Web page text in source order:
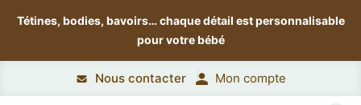
Tétines, bodies, bavoirs…chaque détail est personnalisable
pour votre bébé
Nous contacter Mon compte